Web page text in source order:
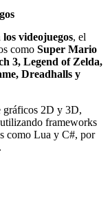
videojuegos, el
como Super Mario
3, Legend of Zelda,
Dreadhalls y
gráficos 2D y 3D,
frameworks
como Lua y C#, por